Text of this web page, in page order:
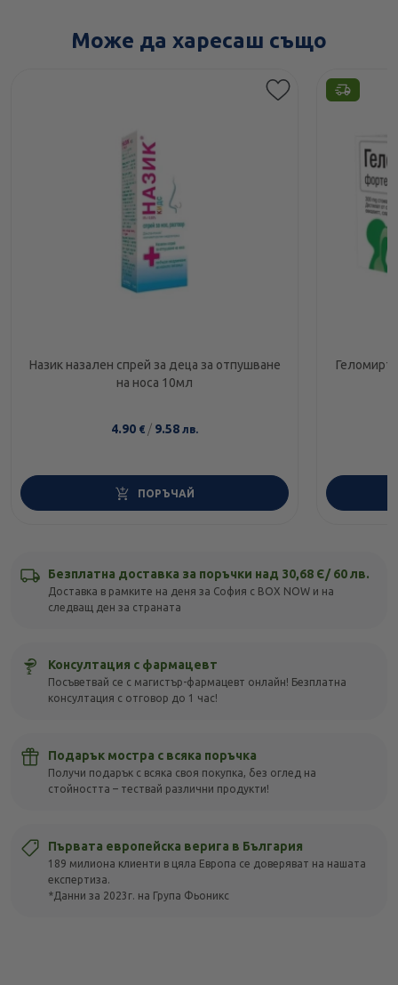
Може да харесаш също
Назик назален спрей за деца за отпушване
на носа 10мл
4.90 € / 9.58 лв.
ПОРЪЧАЙ
Безплатна доставка за поръчки над 30,68 Є/ 60 лв.
Доставка в рамките на деня за София с BOX NOW и на
следващ ден за страната
Консултация с фармацевт
Посъветвай се с магистър-фармацевт онлайн! Безплатна
консултация с отговор до 1 час!
Подарък мостра с всяка поръчка
Получи подарък с всяка своя покупка, без оглед на
стойността – тествай различни продукти!
Първата европейска верига в България
189 милиона клиенти в цяла Европа се доверяват на нашата
експертиза.
*Данни за 2023г. на Група Фьоникс